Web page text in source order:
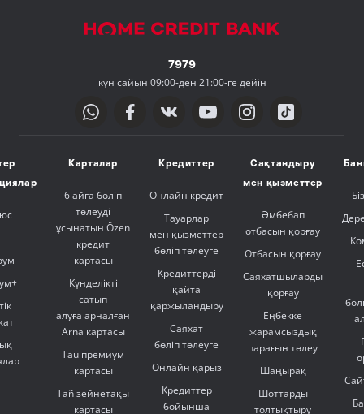
7979
күн сайын 09:00-ден 21:00-ге дейін
Карталар
6 айға бөліп
төлеуді
ұсынатын Özen
кредит
картасы
Күнделікті
сатып
алуға арналған
Arna картасы
Tau премиум
картасы
Tañ зейнетақы
картасы
Кредиттер
Онлайн кредит
Тауарлар
мен қызметтер
бөліп төлеуге
Кредиттерді
қайта
қаржыландыру
Саяхат
бөліп төлеуге
Онлайн қарыз
Кредиттер
бойынша
Сақтандыру
мен қызметтер
Әмбебап
отбасын қорғау
Отбасын қорғау
Саяхатшыларды
қорғау
Еңбекке
жарамсыздық
парағын төлеу
Шаңырақ
Шоттарды
толтықтыру